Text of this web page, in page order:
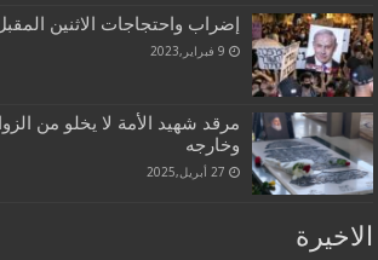
إضراب واحتجاجات الاثنين
9 فبراير,2023
مرقد شهيد الأمة لا يخلو من
وخارجه
27 أبريل,2025
الاخيرة